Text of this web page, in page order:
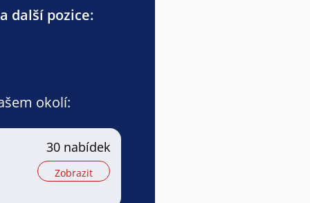
další pozice:
okolí:
30 nabídek
Zobrazit